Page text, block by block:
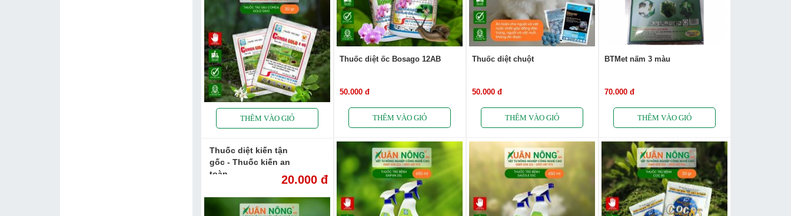
Thuốc diệt ốc Bosago 12AB
50.000 đ
Thuốc diệt chuột
50.000 đ
BTMet nấm 3 màu
70.000 đ
Thuốc diệt kiến tận
gốc - Thuốc kiến an
toàn
20.000 đ